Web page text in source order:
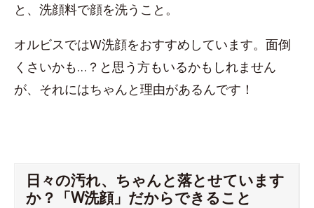
と、洗顔料で顔を洗うこと。
オルビスではW洗顔をおすすめしています。面倒
くさいかも…？と思う方もいるかもしれません
が、それにはちゃんと理由があるんです！
日々の汚れ、ちゃんと落とせています
か？「W洗顔」だからできること